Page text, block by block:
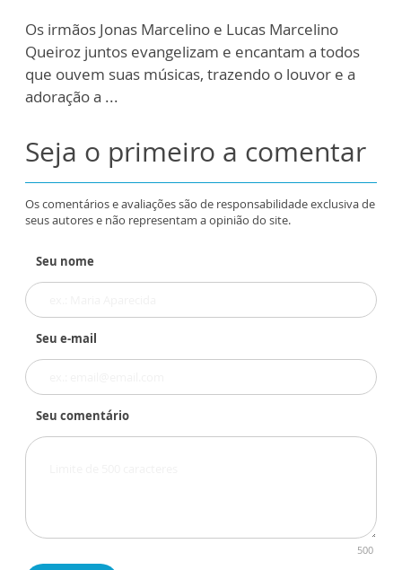
Os irmãos Jonas Marcelino e Lucas Marcelino
Queiroz juntos evangelizam e encantam a todos
que ouvem suas músicas, trazendo o louvor e a
adoração a ...
Seja o primeiro a comentar
Os comentários e avaliações são de responsabilidade exclusiva de
seus autores e não representam a opinião do site.
Seu nome
Seu e-mail
Seu comentário
500